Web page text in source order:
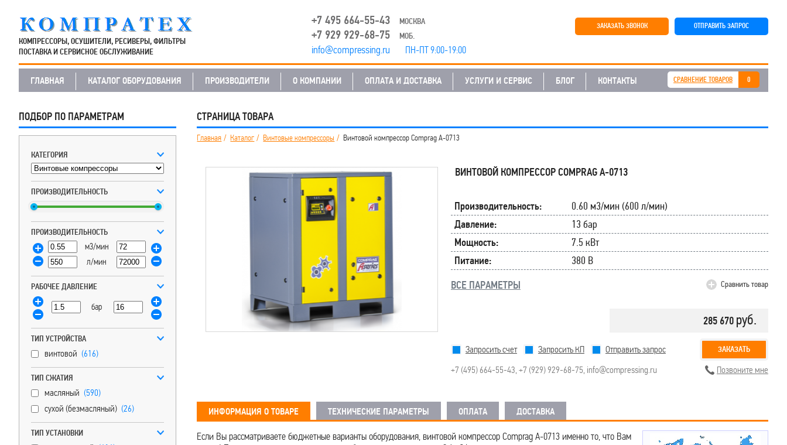
КОМПРЕССОРЫ, ОСУШИТЕЛИ, РЕСИВЕРЫ, ФИЛЬТРЫ
ПОСТАВКА И СЕРВИСНОЕ ОБСЛУЖИВАНИЕ
+7 495 664-55-43 МОСКВА
+7 929 929-68-75 МОБ.
info@compressing.ru ПН-ПТ 9:00-19:00
ОТПРАВИТЬ ЗАПРОС
ЗАКАЗАТЬ ЗВОНОК
ГЛАВНАЯ КАТАЛОГ ОБОРУДОВАНИЯ ПРОИЗВОДИТЕЛИ О КОМПАНИИ ОПЛАТА И ДОСТАВКА УСЛУГИ И СЕРВИС БЛОГ КОНТАКТЫ СРАВНЕНИЕ ТОВАРОВ 0
ПОДБОР ПО ПАРАМЕТРАМ
КАТЕГОРИЯ
ПРОИЗВОДИТЕЛЬНОСТЬ
ПРОИЗВОДИТЕЛЬНОСТЬ
м3/мин
л/мин
РАБОЧЕЕ ДАВЛЕНИЕ
бар
ТИП УСТРОЙСТВА
винтовой (616)
ТИП СЖАТИЯ
масляный (590)
сухой (безмасляный) (26)
ТИП УСТАНОВКИ
СТРАНИЦА ТОВАРА
Главная Каталог Винтовые компрессоры Винтовой компрессор Comprag A-0713
ВИНТОВОЙ КОМПРЕССОР COMPRAG A-0713
Производительность:
0.60 м3/мин (600 л/мин)
Давление:
13 бар
Мощность:
7.5 кВт
Питание:
380 В
ВСЕ ПАРАМЕТРЫ
Сравнить товар
285 670 руб.
Запросить счет Запросить КП Отправить запрос ЗАКАЗАТЬ
+7 (495) 664-55-43, +7 (929) 929-68-75, info@compressing.ru Позвоните мне
ИНФОРМАЦИЯ О ТОВАРЕ ТЕХНИЧЕСКИЕ ПАРАМЕТРЫ ОПЛАТА ДОСТАВКА
Если Вы рассматриваете бюджетные варианты оборудования, винтовой компрессор Comprag A-0713 именно то, что Вам